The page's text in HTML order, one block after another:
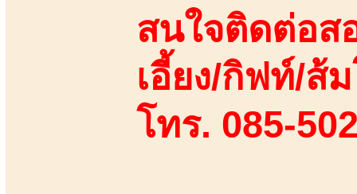
สนใจติดต่อส
เอี้ยง/กิฟท์/ส้
โทร. 085-